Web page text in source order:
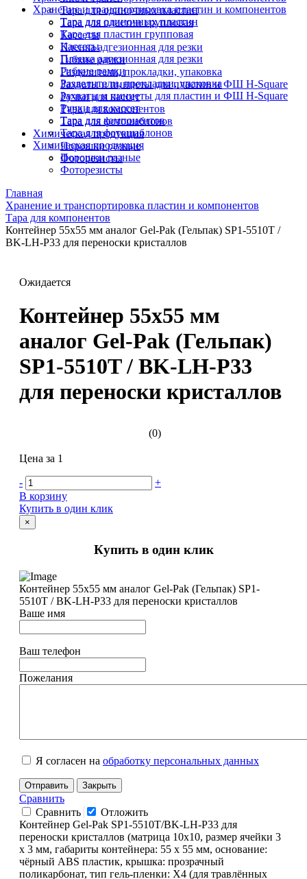
Тара для одиночных пластин
Тара для пластин групповая
Кассеты
Пленка адгезионная для резки
Гибкие рамки
Разделители, прокладки, упаковка
Захваты и пинцеты для пластин и ФШ H-Square
Ручки для кассет
Тара для компонентов
Тара для фотошаблонов
Химическая продукция
Порошки разные
Фоторезисты
Хранение и транспортировка пластин и компонентов
Тара для одиночных пластин
Тара для пластин групповая
Кассеты
Пленка адгезионная для резки
Гибкие рамки
Разделители, прокладки, упаковка
Захваты и пинцеты для пластин и ФШ H-Square
Ручки для кассет
Тара для компонентов
Тара для фотошаблонов
Химическая продукция
Порошки разные
Фоторезисты
Главная
Хранение и транспортировка пластин и компонентов
Тара для компонентов
Контейнер 55х55 мм аналог Gel-Pak (Гельпак) SP1-5510T /
BK-LH-P33 для переноски кристаллов
Ожидается
Контейнер 55х55 мм
аналог Gel-Pak (Гельпак)
SP1-5510T / BK-LH-P33
для переноски кристаллов
(0)
Цена за 1
-
+
В корзину
Купить в один клик
×
Купить в один клик
Контейнер 55х55 мм аналог Gel-Pak (Гельпак) SP1-
5510T / BK-LH-P33 для переноски кристаллов
Ваше имя
Ваш телефон
Пожелания
Я согласен на обработку персональных данных
Отправить Закрыть
Сравнить
Сравнить
Отложить
Контейнер Gel-Pak SP1-5510T/BK-LH-P33 для
переноски кристаллов (матрица 10х10, размер ячейки 3
х 3 мм, габариты контейнера: 55 х 55 мм, основание:
чёрный ABS пластик, крышка: прозрачный
поликарбонат, тип гель-пленки: X4 (для травлённых